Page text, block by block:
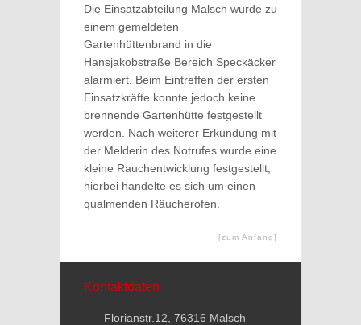
Die Einsatzabteilung Malsch wurde zu
einem gemeldeten
Gartenhüttenbrand in die
Hansjakobstraße Bereich Speckäcker
alarmiert. Beim Eintreffen der ersten
Einsatzkräfte konnte jedoch keine
brennende Gartenhütte festgestellt
werden. Nach weiterer Erkundung mit
der Melderin des Notrufes wurde eine
kleine Rauchentwicklung festgestellt,
hierbei handelte es sich um einen
qualmenden Räucherofen.
[zum Anfang]
Kontaktdaten
Florianstr.12, 76316 Malsch